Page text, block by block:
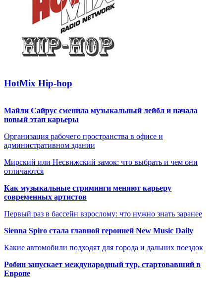
HotMix Hip-hop
Майли Сайрус сменила музыкальный лейбл и начала
новый этап карьеры
Организация рабочего пространства в офисе и
административном здании
Мирский или Несвижский замок: что выбрать и чем они
отличаются
Как музыкальные стриминги меняют карьеру
современных артистов
Первый раз в бассейн взрослому: что нужно знать заранее
Sienna Spiro стала главной героиней New Music Daily
Какие автомобили подходят для города и дальних поездок
Робин запускает международный тур, стартовавший в
Европе